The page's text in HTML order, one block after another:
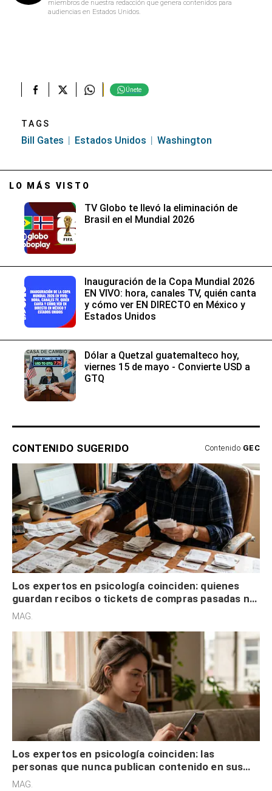
miembros de nuestra redacción que genera contenidos para
audiencias en Estados Unidos.
Únete
TAGS
Bill Gates Estados Unidos Washington
LO MÁS VISTO
TV Globo te llevó la eliminación de
Brasil en el Mundial 2026
Inauguración de la Copa Mundial 2026
EN VIVO: hora, canales TV, quién canta
y cómo ver EN DIRECTO en México y
Estados Unidos
Dólar a Quetzal guatemalteco hoy,
viernes 15 de mayo - Convierte USD a
GTQ
CONTENIDO SUGERIDO Contenido GEC
Los expertos en psicología coinciden: quienes
guardan recibos o tickets de compras pasadas no
son acumuladores, sino que tienen necesidad de
MAG.
Los expertos en psicología coinciden: las
personas que nunca publican contenido en sus
redes sociales no pretenden buscar validación
MAG.